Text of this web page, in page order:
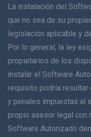
Dansk
हिंदी
עברית
Română
La instalación del
que no sea de su
legislación aplicable y
Por lo general, la ley
propietarios de los
instalar el Software
requisito podría resultar
y penales impuestas al
propio asesor legal con
Software Autorizado